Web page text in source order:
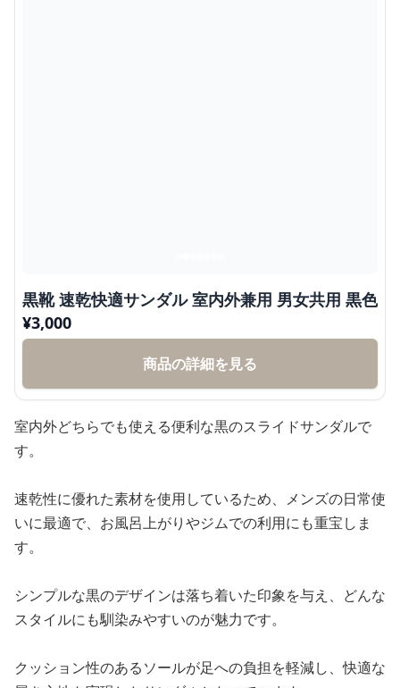
黒靴 速乾快適サンダル 室内外兼用 男女共用 黒色
¥3,000
商品の詳細を見る
室内外どちらでも使える便利な黒のスライドサンダルで
す。
速乾性に優れた素材を使用しているため、メンズの日常使
いに最適で、お風呂上がりやジムでの利用にも重宝しま
す。
シンプルな黒のデザインは落ち着いた印象を与え、どんな
スタイルにも馴染みやすいのが魅力です。
クッション性のあるソールが足への負担を軽減し、快適な